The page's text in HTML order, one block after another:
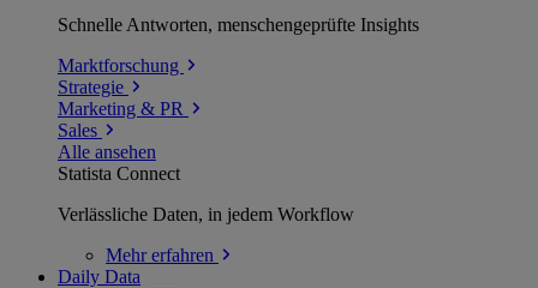
Schnelle Antworten, menschengeprüfte Insights
Marktforschung
Strategie
Marketing & PR
Sales
Alle ansehen
Statista Connect
Verlässliche Daten, in jedem Workflow
Mehrerfahren
Daily Data